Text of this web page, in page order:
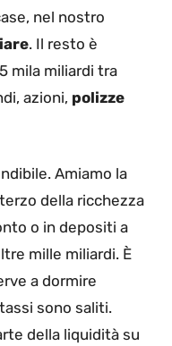
nel nostro
. Il resto è
mila miliardi tra
azioni, polizze
Amiamo la
della ricchezza
o in depositi a
mille miliardi. È
a dormire
sono saliti.
della liquidità su